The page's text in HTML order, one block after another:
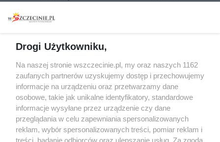
Spacery i oprowadzania
targi
Wernisaże
Więcej
Specjalny koncert z okazji
20. urodzin portalu
wSzczecinie.pl
Regulamin konkursów
śniadaniówka "Hej
Szczecin! Jest piątek!"
Drogi Użytkowniku,
Na naszej stronie wszczecinie.pl, my oraz naszych 1162
zaufanych partnerów uzyskujemy dostęp i przechowujemy
informacje na urządzeniu oraz przetwarzamy dane
osobowe, takie jak unikalne identyfikatory, standardowe
informacje wysyłane przez urządzenie czy dane
przeglądania w celu zapewniania spersonalizowanych
reklam, wybór spersonalizowanych treści, pomiar reklam i
treści, badanie odbiorców oraz ulepszanie usług. Za zgodą